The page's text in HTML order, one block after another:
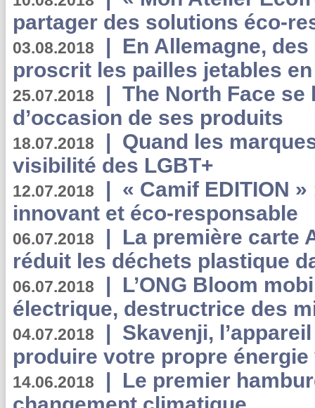
partager des solutions éco-
03.08.2018 | En Allemagne,
proscrit les pailles jetables
25.07.2018 | The North Face se
d’occasion de ses produits
18.07.2018 | Quand les
visibilité des LGBT+
12.07.2018 | « Camif EDITION
innovant et éco-responsable
06.07.2018 | La première carte
réduit les déchets plastique
06.07.2018 | L’ONG Bloom
électrique, destructrice des
04.07.2018 | Skavenji,
produire votre propre
14.06.2018 | Le premier